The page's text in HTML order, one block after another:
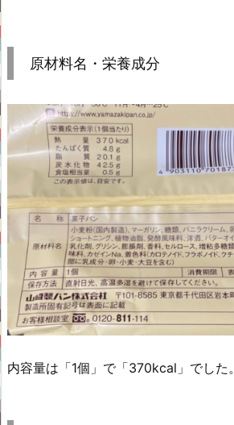
原材料名・栄養成分
内容量は「1個」で「370kcal」でした。